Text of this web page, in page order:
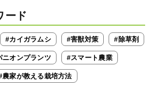
ード
#カイガラムシ #害獣対策 #除草剤
ニオンプランツ #スマート農業
農家が教える栽培方法